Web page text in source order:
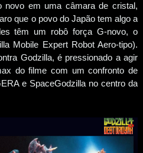
novo em uma câmara de cristal,
que o povo do Japão tem algo a
têm um robô força G-novo, o
Mobile Expert Robot Aero-tipo).
Godzilla, é pressionado a agir
do filme com um confronto de
e SpaceGodzilla no centro da